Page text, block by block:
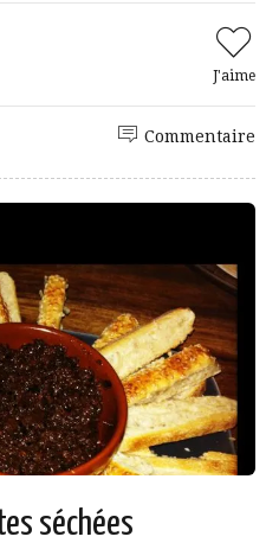
J'aime
Commentaire
séchées